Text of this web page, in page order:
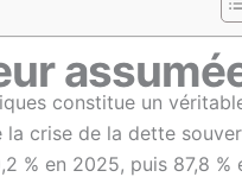
constitue un
la crise de la dette
% en 2025, puis 87,8 %